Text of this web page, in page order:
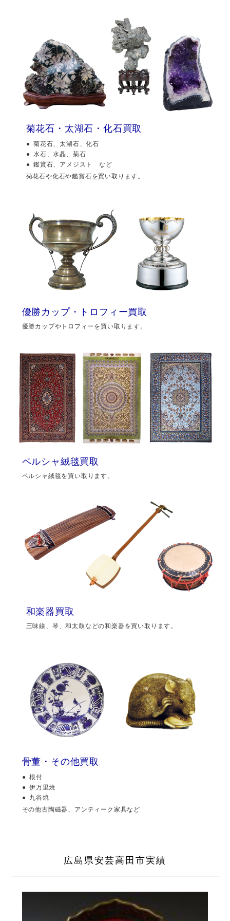
菊花石・太湖石・化石買取
菊花石、太湖石、化石
水石、水晶、菊石
鑑賞石、アメジスト など
菊花石や化石や鑑賞石を買い取ります。
優勝カップ・トロフィー買取
優勝カップやトロフィーを買い取ります。
ペルシャ絨毯買取
ペルシャ絨毯を買い取ります。
和楽器買取
三味線、琴、和太鼓などの和楽器を買い取ります。
骨董・その他買取
根付
伊万里焼
九谷焼
その他古陶磁器、アンティーク家具など
広島県安芸高田市実績